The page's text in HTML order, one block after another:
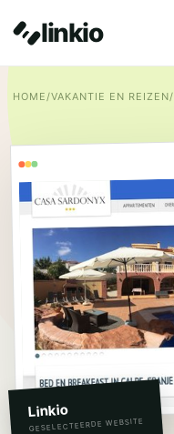
linkio
HOME/VAKANTIE EN REIZEN/
Linkio
GESELECTEERDE WEBSITE